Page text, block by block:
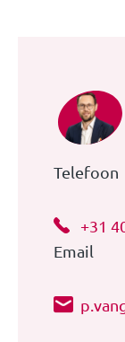
Telefoon
+31
Email